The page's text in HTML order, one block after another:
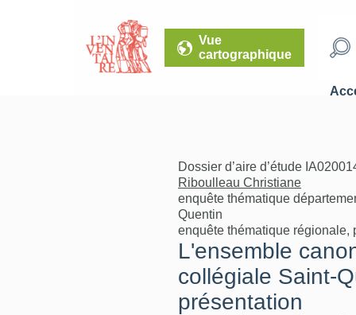
Vue
cartographique
Dossier d’aire d’étude
Riboulleau Christiane
enquête thématique
Quentin
enquête thématique régionale,
L'ensemble
collégiale Saint-
présentation